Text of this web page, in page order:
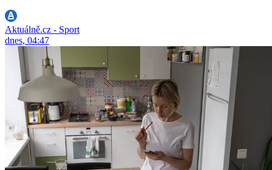
Aktuálně.cz - Sport
dnes, 04:47